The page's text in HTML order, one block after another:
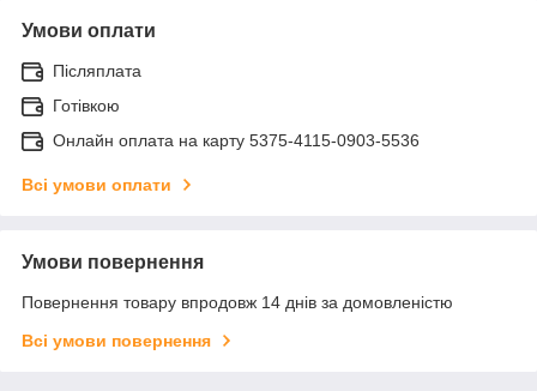
Умови оплати
Післяплата
Готівкою
Онлайн оплата на карту 5375-4115-0903-5536
Всі умови оплати
Умови повернення
Повернення товару впродовж 14 днів за домовленістю
Всі умови повернення